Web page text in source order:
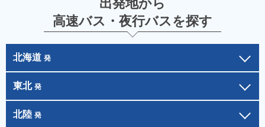
出発地から
高速バス・夜行バスを探す
北海道 発
東北 発
北陸 発